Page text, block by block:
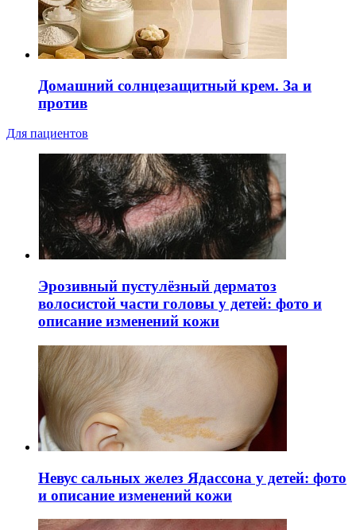
Домашний солнцезащитный крем. За и
против
Для пациентов
Эрозивный пустулёзный дерматоз
волосистой части головы у детей: фото и
описание изменений кожи
Невус сальных желез Ядассона у детей: фото
и описание изменений кожи